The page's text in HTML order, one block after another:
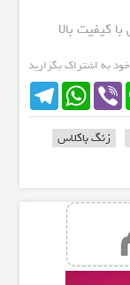
کیفیت بالا
به اشتراک بگزارید
TelegramWhatsApp Viber
زنگ باکلاس